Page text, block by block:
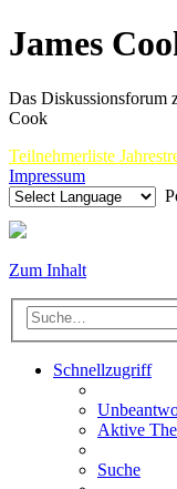
James
Das Diskussionsforum
Cook
Teilnehmerliste
Impressum
Zum Inhalt
Schnellzugriff
Aktive
Suche